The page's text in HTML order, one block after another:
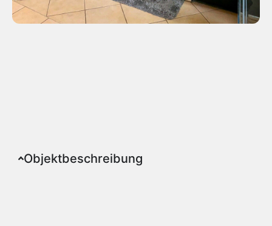
Objektbeschreibung